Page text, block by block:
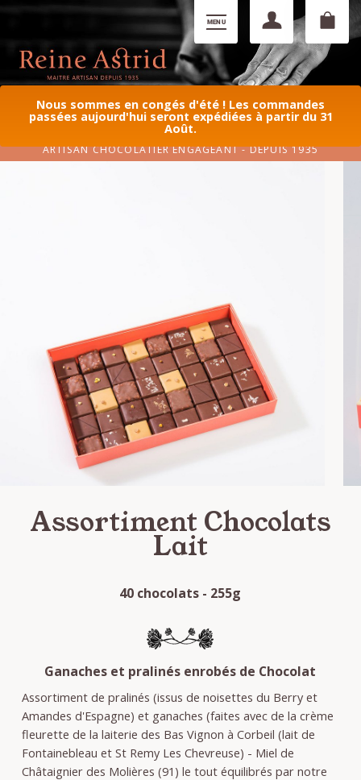
Nous sommes en congés d'été ! Les commandes
passées aujourd'hui seront expédiées à partir du 31
Août.
ARTISAN CHOCOLATIER ENGAGEANT - DEPUIS 1935
Assortiment Chocolats
Lait
40 chocolats - 255g
Ganaches et pralinés enrobés de Chocolat
Assortiment de pralinés (issus de noisettes du Berry et
Amandes d'Espagne) et ganaches (faites avec de la crème
fleurette de la laiterie des Bas Vignon à Corbeil (lait de
Fontainebleau et St Remy Les Chevreuse) - Miel de
Châtaignier des Molières (91) le tout équilibrés par notre